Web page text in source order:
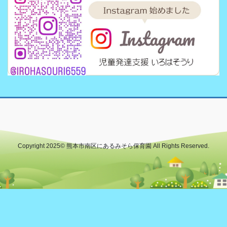
Copyright 2025© 熊本市南区にあるみそら保育園 All Rights Reserved.